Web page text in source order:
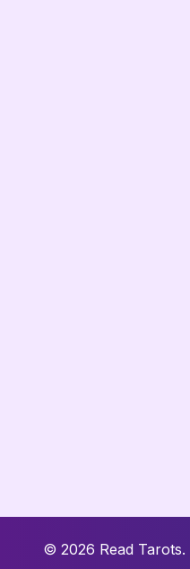
© 2026 Read Tarots.